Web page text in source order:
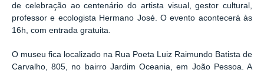
de celebração ao centenário do artista visual, gestor cultural,
professor e ecologista Hermano José. O evento acontecerá às
16h, com entrada gratuita.
O museu fica localizado na Rua Poeta Luiz Raimundo Batista de
Carvalho, 805, no bairro Jardim Oceania, em João Pessoa. A